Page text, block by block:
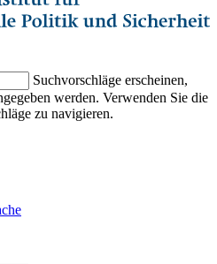
Suchvorschläge erscheinen,
werden. Verwenden Sie die
zu navigieren.